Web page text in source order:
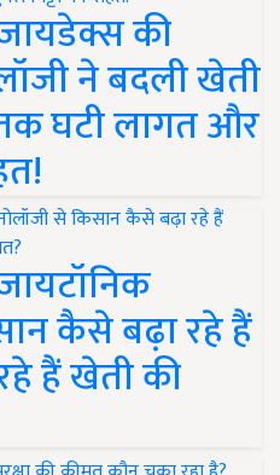
की
ने बदली खेती
घटी लागत और
कैसे बढ़ा रहे हैं
हैं खेती की